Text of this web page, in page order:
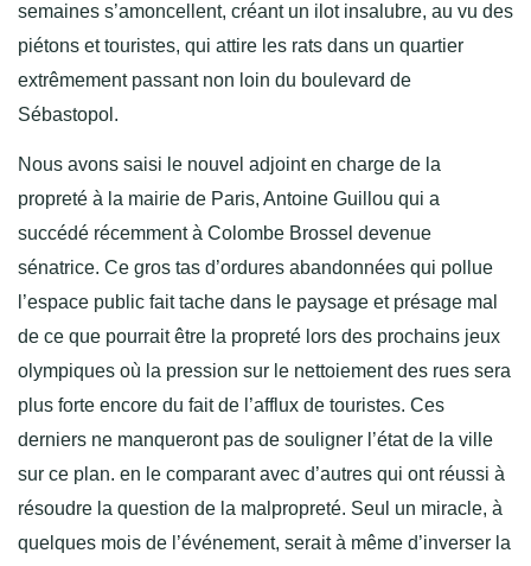
semaines s’amoncellent, créant un ilot insalubre, au vu des
piétons et touristes, qui attire les rats dans un quartier
extrêmement passant non loin du boulevard de
Sébastopol.
Nous avons saisi le nouvel adjoint en charge de la
propreté à la mairie de Paris, Antoine Guillou qui a
succédé récemment à Colombe Brossel devenue
sénatrice. Ce gros tas d’ordures abandonnées qui pollue
l’espace public fait tache dans le paysage et présage mal
de ce que pourrait être la propreté lors des prochains jeux
olympiques où la pression sur le nettoiement des rues sera
plus forte encore du fait de l’afflux de touristes. Ces
derniers ne manqueront pas de souligner l’état de la ville
sur ce plan. en le comparant avec d’autres qui ont réussi à
résoudre la question de la malpropreté. Seul un miracle, à
quelques mois de l’événement, serait à même d’inverser la